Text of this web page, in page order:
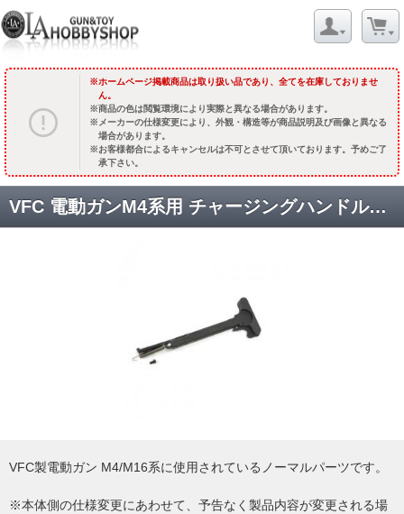
ホームページ掲載商品は取り扱い品であり、全てを在庫しておりませ
ん。
商品の色は閲覧環境により実際と異なる場合があります。
メーカーの仕様変更により、外観・構造等が商品説明及び画像と異なる
場合があります。
お客様都合によるキャンセルは不可とさせて頂いております。予めご了
承下さい。
VFC 電動ガンM4系用 チャージングハンドルセット [VF9-CHA-M4E-01] [取寄]
VFC製電動ガン M4/M16系に使用されているノーマルパーツです。
※本体側の仕様変更にあわせて、予告なく製品内容が変更される場